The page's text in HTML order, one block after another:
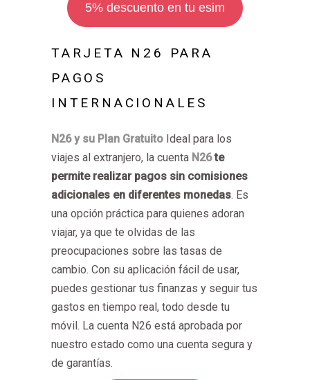
5% descuento en tu esim
TARJETA N26 PARA
PAGOS
INTERNACIONALES
N26 y su Plan Gratuito Ideal para los
viajes al extranjero, la cuenta N26te
permite realizar pagos sin comisiones
adicionales en diferentes monedas. Es
una opción práctica para quienes adoran
viajar, ya que te olvidas de las
preocupaciones sobre las tasas de
cambio. Con su aplicación fácil de usar,
puedes gestionar tus finanzas y seguir tus
gastos en tiempo real, todo desde tu
móvil. La cuenta N26 está aprobada por
nuestro estado como una cuenta segura y
de garantías.